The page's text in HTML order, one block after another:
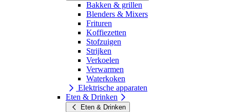
Bakken & grillen
Blenders & Mixers
Frituren
Koffiezetten
Stofzuigen
Strijken
Verkoelen
Verwarmen
Waterkoken
Elektrische apparaten
Eten & Drinken
Eten & Drinken